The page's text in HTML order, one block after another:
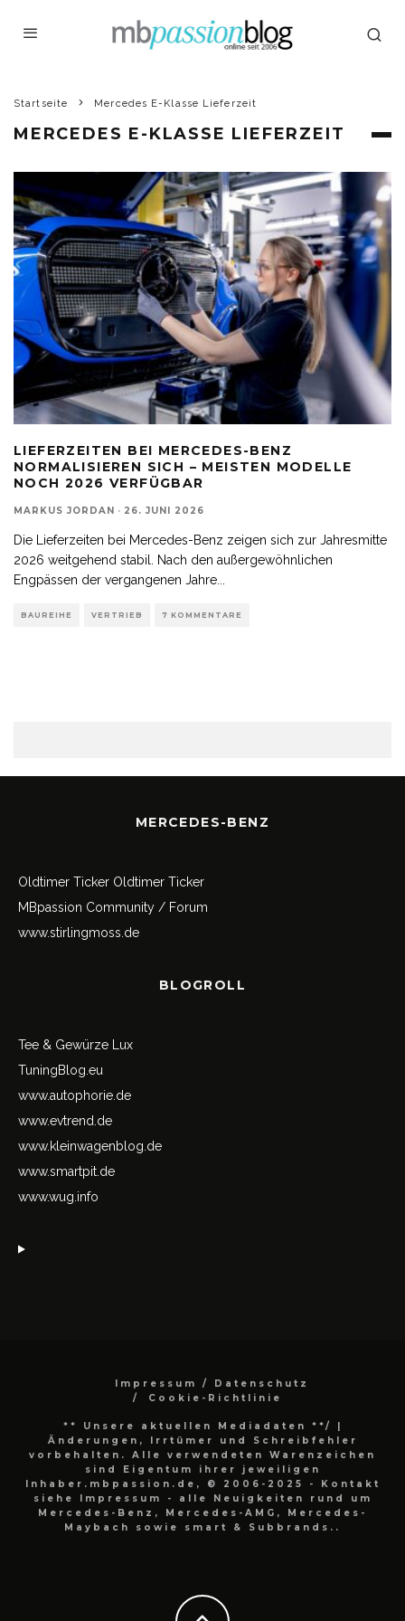
Startseite Mercedes E-Klasse Lieferzeit
MERCEDES E-KLASSE LIEFERZEIT
LIEFERZEITEN BEI MERCEDES-BENZ
NORMALISIEREN SICH – MEISTEN MODELLE
NOCH 2026 VERFÜGBAR
MARKUS JORDAN · 26. JUNI 2026
Die Lieferzeiten bei Mercedes-Benz zeigen sich zur Jahresmitte
2026 weitgehend stabil. Nach den außergewöhnlichen
Engpässen der vergangenen Jahre
BAUREIHE VERTRIEB 7 KOMMENTARE
MERCEDES-BENZ
Oldtimer Ticker Oldtimer Ticker
MBpassion Community / Forum
www.stirlingmoss.de
BLOGROLL
Tee & Gewürze Lux
TuningBlog.eu
www.autophorie.de
www.evtrend.de
www.kleinwagenblog.de
www.smartpit.de
www.wug.info
Impressum / Datenschutz
Cookie-Richtlinie
** Unsere aktuellen Mediadaten **/
|
Änderungen, Irrtümer und Schreibfehler
vorbehalten. Alle verwendeten Warenzeichen
sind Eigentum ihrer jeweiligen
Inhaber.mbpassion.de, © 2006-2025 - Kontakt
siehe Impressum - alle Neuigkeiten rund um
Mercedes-Benz, Mercedes-AMG, Mercedes-
Maybach sowie smart & Subbrands..